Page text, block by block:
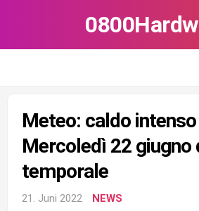
Meteo: caldo
Mercoledì 22 giugno
temporale
21. Juni 2022 NEWS